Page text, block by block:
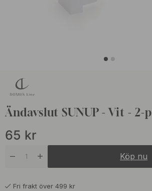
Ändavslut SUNUP - Vit - 2-p
65 kr
Köp nu
Fri frakt över 499 kr